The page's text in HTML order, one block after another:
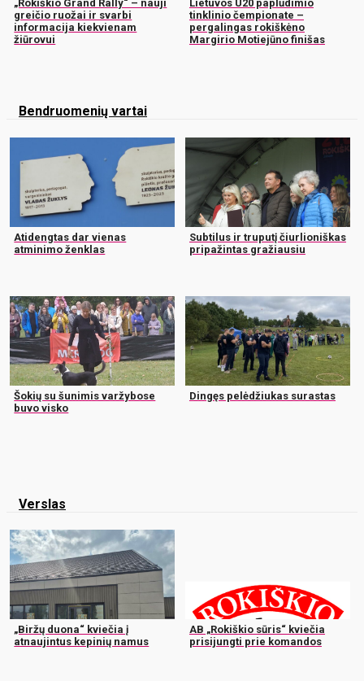
„Rokiškio Grand Rally“ – nauji
greičio ruožai ir svarbi
informacija kiekvienam
žiūrovui
Lietuvos U20 paplūdimio
tinklinio čempionate –
pergalingas rokiškėno
Margirio Motiejūno finišas
Bendruomenių vartai
Atidengtas dar vienas
atminimo ženklas
Subtilus ir truputį čiurlioniškas
pripažintas gražiausiu
Šokių su šunimis varžybose
buvo visko
Dingęs pelėdžiukas surastas
Verslas
„Biržų duona“ kviečia į
atnaujintus kepinių namus
AB „Rokiškio sūris“ kviečia
prisijungti prie komandos